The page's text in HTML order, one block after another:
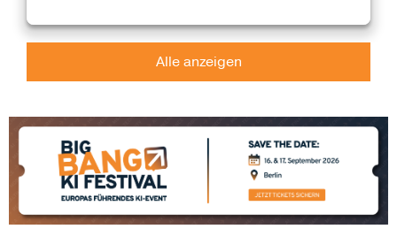
Alle anzeigen